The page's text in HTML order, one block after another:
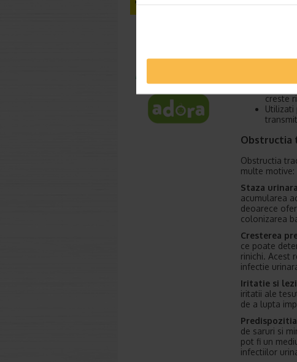
Pentru a
Urinati
creste
Utilizati
Obstructia
Obstructia
multe motive:
Staza urinara
acumularea
deoarece
colonizarea
Cresterea
ce poate
rinichi. Acest
infectie
Iritatie si
iritatii ale
de a lupta
de saruri si
pot fi un
infectiilor